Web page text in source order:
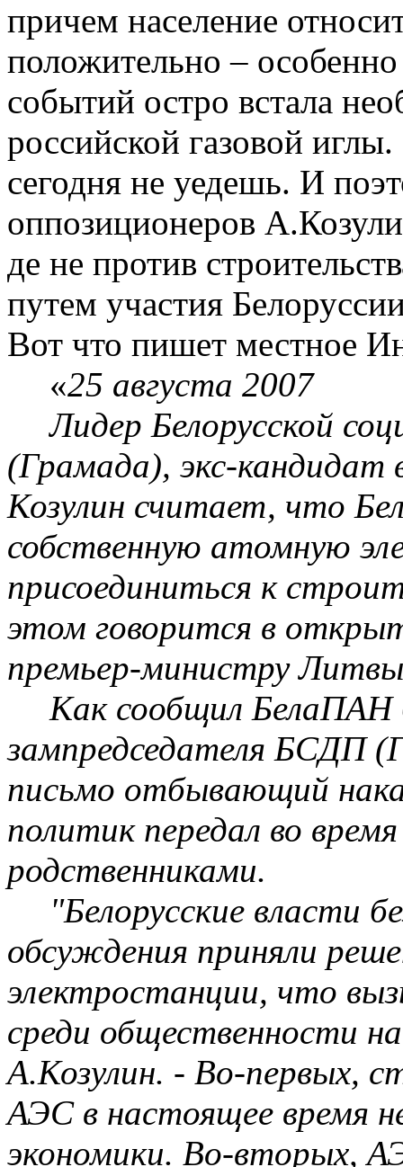
причем население
положительно –
событий остро встала
российской газовой
сегодня не уедешь. И
оппозиционеров
де не против
путем участия
Вот что пишет местное
«25 августа 2007
Лидер Белорусской
(Грамада), экс-кандидат
Козулин считает, что
собственную атомную
присоединиться к
этом говорится в
премьер-министру
Как сообщилБелаПАН
зампредседателя БСДП (
письмо отбывающий
политик передал во
родственниками.
"Белорусские власти
обсуждения приняли
электростанции, что
среди общественности
А.Козулин. - Во-первых,
АЭС в настоящее время
экономики. Во-вторых,